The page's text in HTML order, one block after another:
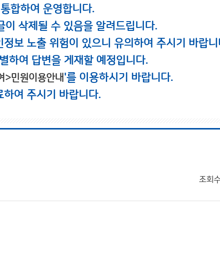
합하여 운영합니다.
삭제될 수 있음을 알려드립니다.
보 노출 위험이 있으니 유의하여 주시기 바랍니
하여 답변을 게재할 예정입니다.
>민원이용안내'를 이용하시기 바랍니다.
여 주시기 바랍니다.
조회